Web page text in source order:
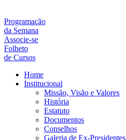
Programação
da Semana
Associe-se
Folheto
de Cursos
Home
Institucional
Missão, Visão e Valores
História
Estatuto
Documentos
Conselhos
Galeria de Ex-Presidentes